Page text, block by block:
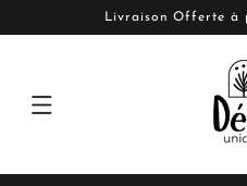
Livraison Offerte à